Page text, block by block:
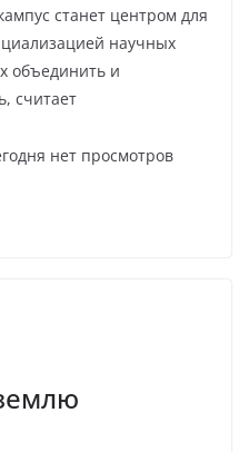
станет центром для
научных
объединить и
считает
нет просмотров